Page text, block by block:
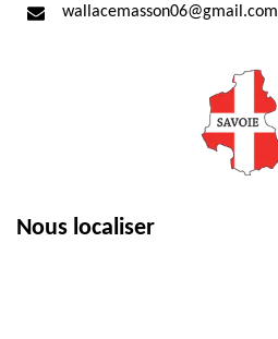
wallacemasson06@gmail.com
Nous localiser